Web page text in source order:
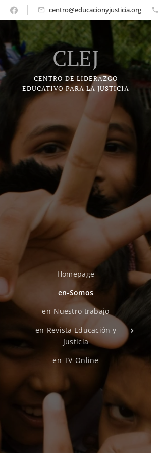
centro@educacionyjusticia.org
CLEJ
CENTRO DE LIDERAZGO
EDUCATIVO PARA LA JUSTICIA
Homepage
en-Somos
en-Nuestro trabajo
en-Revista Educación y
Justicia
en-TV-Online